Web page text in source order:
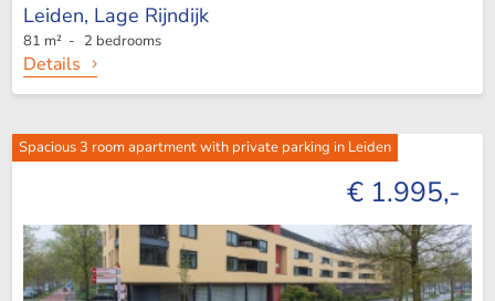
Leiden, Lage Rijndijk
81 m² - 2 bedrooms
Details
Spacious 3 room apartment with private parking in Leiden
€ 1.995,-